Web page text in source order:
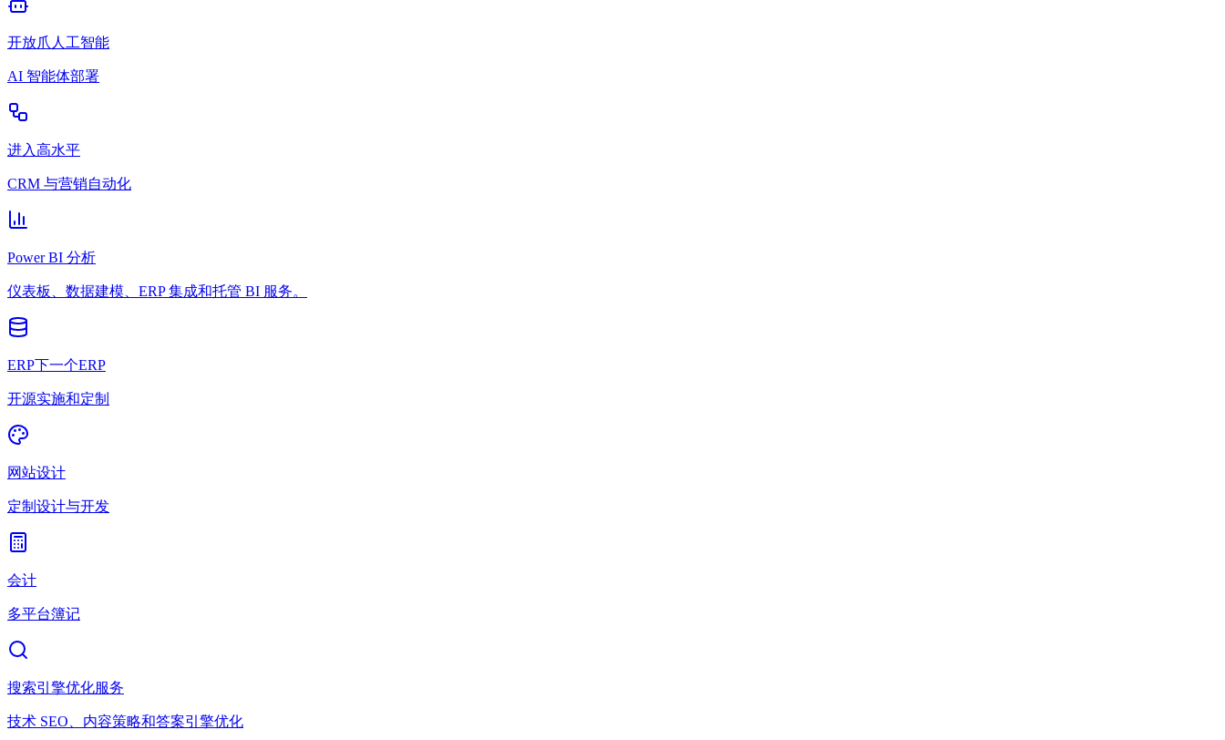
开放爪人工智能
AI 智能体部署
进入高水平
CRM 与营销自动化
Power BI 分析
仪表板、数据建模、ERP 集成和托管 BI 服务。
ERP下一个ERP
开源实施和定制
网站设计
定制设计与开发
会计
多平台簿记
搜索引擎优化服务
技术 SEO、内容策略和答案引擎优化